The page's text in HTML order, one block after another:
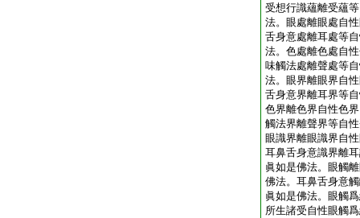
受想行識蘊離受蘊
法。眼處離眼處自
舌身意處離耳處等
法。色處離色處自
味觸法處離聲處等
法。眼界離眼界自
舌身意界離耳界等
色界離色界自性色
觸法界離聲界等自
眼識界離眼識界自
耳鼻舌身意識界離
眞如是佛法。眼觸
佛法。耳鼻舌身意
眞如是佛法。眼觸
所生諸受自性眼觸